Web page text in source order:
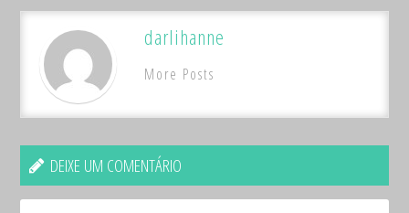
darlihanne
More Posts
DEIXE UM COMENTÁRIO